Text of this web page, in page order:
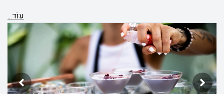
עוֹד...